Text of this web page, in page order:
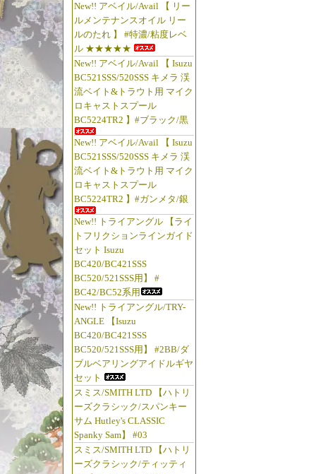
New!! アベイル/Avail 【 リー
ルメンテナンスオイル リー
ルのたれ 】 #特濃/粘度レベ
ル ★★★★★
New!! アベイル/Avail 【 Isuzu
BC521SSS/520SSS キメラ 渓
流ベイト&トラウト用 マイク
ロキャストスプール
BC5224TR2 】#ブラック/黒
New!! アベイル/Avail 【 Isuzu
BC521SSS/520SSS キメラ 渓
流ベイト&トラウト用 マイク
ロキャストスプール
BC5224TR2 】#ガンメタ/銀
New!! トライアングル 【ライ
トフリクションラインガイド
セット Isuzu
BC420/BC421SSS
BC520/521SSS用】 #
BC42/BC52系用
New!! トライアングル/TRY-
ANGLE 【Isuzu
BC420/BC421SSS
BC520/521SSS用】 #2BB/ダ
ブルベアリングアイドルギヤ
セット
スミス/SMITH LTD 【ハトリ
ーズクラシック/スパンキー
サム Hutley's CLASSIC
Spanky Sam】 #03
スミス/SMITH LTD 【ハトリ
ーズクラシック/ティッティ